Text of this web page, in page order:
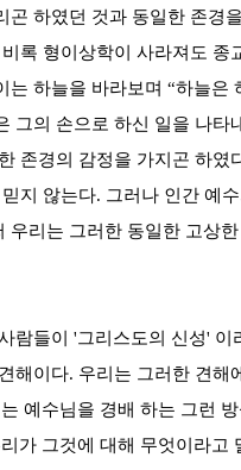
곤 하였던 것과 동일한 존경
록 형이상학이 사라져도 종
는 하늘을 바라보며 “하늘은
그의 손으로 하신 일을 나타
존경의 감정을 가지곤 하였
지 않는다. 그러나 인간 예
우리는 그러한 동일한 고상
람들이 '그리스도의 신성' 이
해이다. 우리는 그러한 견해
예수님을 경배 하는 그런
가 그것에 대해 무엇이라고